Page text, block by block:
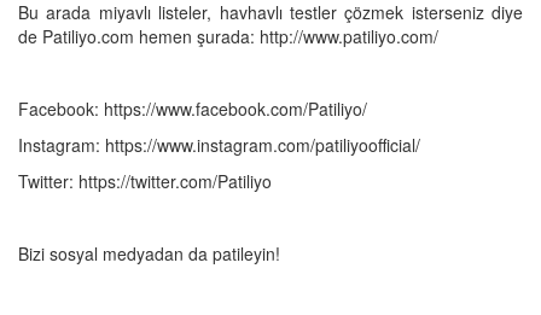
Bu arada miyavlı listeler, havhavlı testler çözmek isterseniz diye
de Patiliyo.com hemen şurada: http://www.patiliyo.com/
Facebook: https://www.facebook.com/Patiliyo/
Instagram: https://www.instagram.com/patiliyoofficial/
Twitter: https://twitter.com/Patiliyo
Bizi sosyal medyadan da patileyin!